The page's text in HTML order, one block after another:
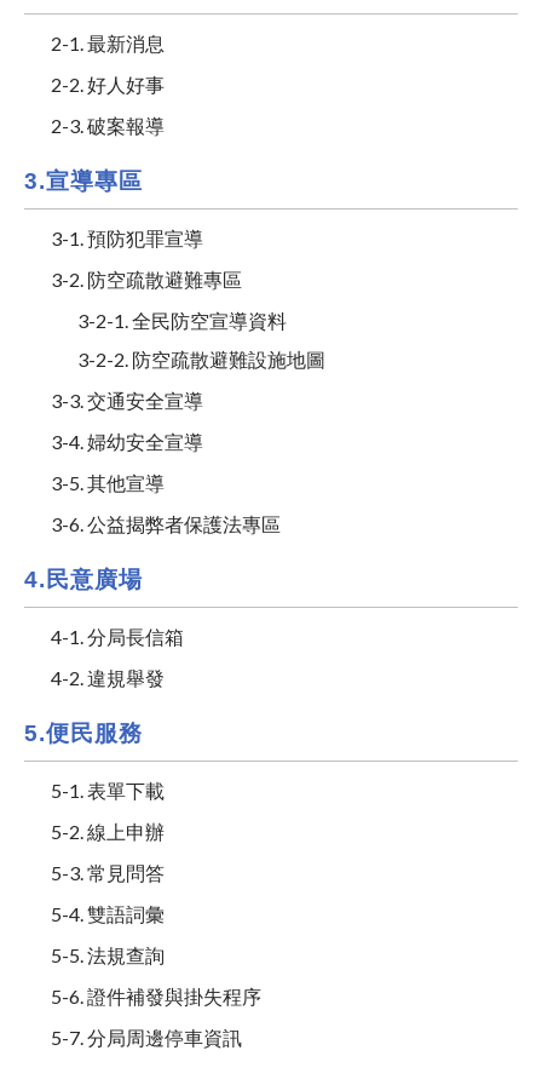
2-1. 最新消息
2-2. 好人好事
2-3. 破案報導
3.宣導專區
3-1. 預防犯罪宣導
3-2. 防空疏散避難專區
3-2-1. 全民防空宣導資料
3-2-2. 防空疏散避難設施地圖
3-3. 交通安全宣導
3-4. 婦幼安全宣導
3-5. 其他宣導
3-6. 公益揭弊者保護法專區
4.民意廣場
4-1. 分局長信箱
4-2. 違規舉發
5.便民服務
5-1. 表單下載
5-2. 線上申辦
5-3. 常見問答
5-4. 雙語詞彙
5-5. 法規查詢
5-6. 證件補發與掛失程序
5-7. 分局周邊停車資訊